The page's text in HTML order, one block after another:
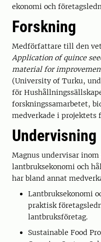
ekonomi och
Forskning
Medförfattare till den
Application of quince
material for
(University of Turku,
för
forskningssamarbetet,
medverkade i projektets
Undervisning
Magnus undervisar
lantbruksekonomi och
har bland annat
Lantbruksekonomi
praktisk
lantbruksföretag.
Sustainable Food